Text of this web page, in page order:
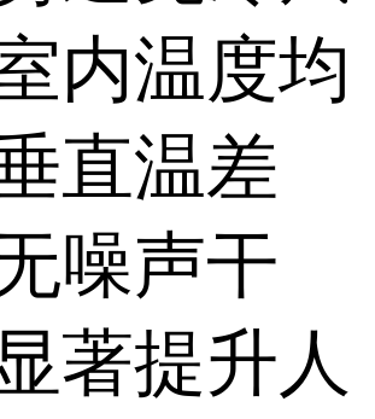
内温度均
直温差
噪声干
著提升人